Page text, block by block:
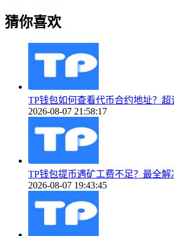
猜你喜欢
TP钱包如何查看代币合约地址？
2026-08-07 21:58:17
TP钱包提币遇矿工费不足？最全解
2026-08-07 19:43:45